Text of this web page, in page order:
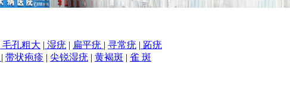
毛孔粗大 | 湿疣 | 扁平疣 | 寻常疣 | 跖疣
| 带状疱疹 | 尖锐湿疣 | 黄褐斑 | 雀 斑